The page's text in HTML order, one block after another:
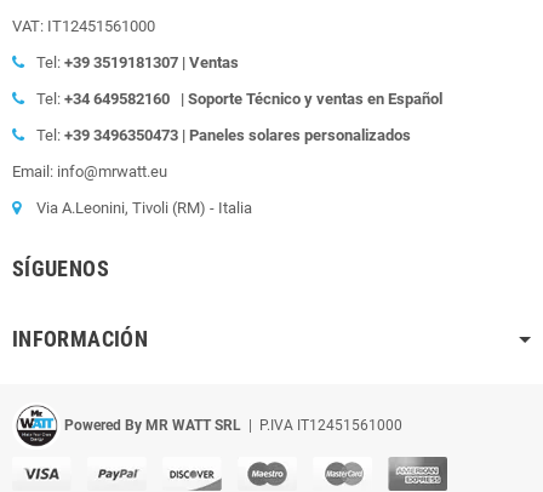
VAT: IT12451561000
Tel: +39 3519181307 | Ventas
Tel: +34 649582160 | Soporte Técnico y ventas en Español
Tel: +39 3496350473 | Paneles solares personalizados
Email: info@mrwatt.eu
Via A.Leonini, Tivoli (RM) - Italia
SÍGUENOS
INFORMACIÓN
Powered By MR WATT SRL | P.IVA IT12451561000